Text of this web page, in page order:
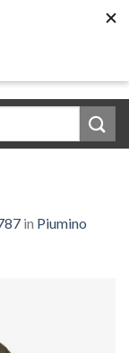
in Piumino